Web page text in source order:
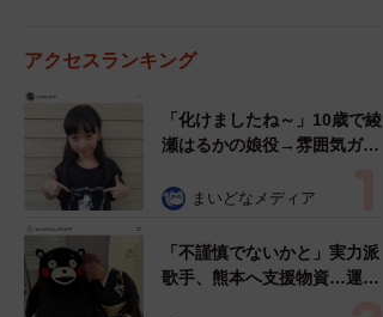
アクセスランキング
「化けましたね～」10歳で綾
瀬はるかの娘役→雰囲気ガラ
雰囲気が」「宝塚に入れそ
まいどなメディア
「不謹慎でないかと」実力派
歌手、熊本へ支援物資…運搬